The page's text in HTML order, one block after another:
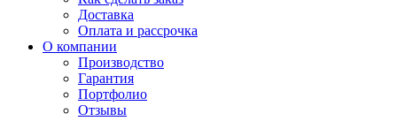
Доставка
Оплата и рассрочка
О компании
Производство
Гарантия
Портфолио
Отзывы